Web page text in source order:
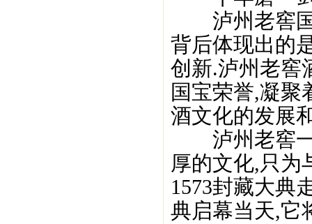
泸州老窖国
背后体现出的
创新.泸州老窖
国宝荣誉,凝聚
酒文化的发展
泸州老窖一
厚的文化,只为
1573封藏大典
典启幕当天,它